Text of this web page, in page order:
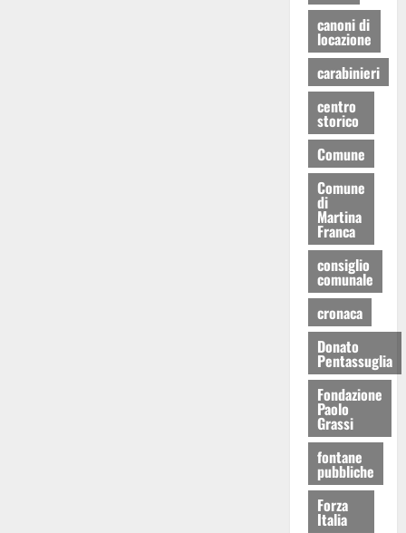
canoni di
locazione
carabinieri
centro
storico
Comune
Comune
di
Martina
Franca
consiglio
comunale
cronaca
Donato
Pentassuglia
Fondazione
Paolo
Grassi
fontane
pubbliche
Forza
Italia